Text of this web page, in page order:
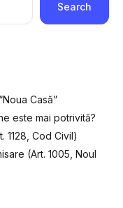
Search
Casă”
este mai potrivită?
1128, Cod Civil)
(Art. 1005, Noul